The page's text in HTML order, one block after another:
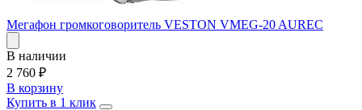
Мегафон громкоговоритель VESTON VMEG-20 AUREC
В наличии
2 760 ₽
В корзину
Купить в 1 клик